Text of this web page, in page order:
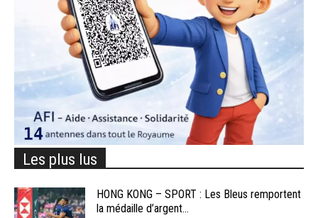
Les plus lus
HONG KONG – SPORT : Les Bleus remportent
la médaille d’argent...